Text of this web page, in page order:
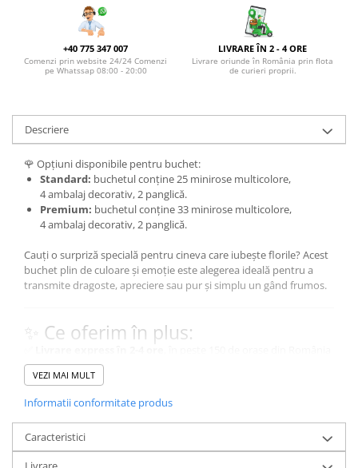
DE TRANDAFIRI ALBI
DE TRANDAFIRI GALBENI
DE TRANDAFIRI MOV
DE TRANDAFIRI PORTOCALII
DE TRANDAFIRI ROȘII
COȘURI CU FLORI
COȘURI 1-8 MARTIE
COȘURI CU DULCIURI
COȘURI CU FRUCTE
COȘURI FLORI DE PRIMĂVARĂ
COȘURI FLORI NATURALE
COȘURI LALELE
COȘURI LOVE
+40 775 347 007
Comenzi prin website 24/24 Comenzi
pe Whatssap 08:00 - 20:00
LIVRARE ÎN 2 - 4 ORE
Livrare oriunde în România prin flota
de curieri proprii.
Descriere
🌹 Opțiuni disponibile pentru buchet:
Standard: buchetul conține 25 minirose multicolore,
4 ambalaj decorativ, 2 panglică.
Premium: buchetul conține 33 minirose multicolore,
4 ambalaj decorativ, 2 panglică.
Cauți o surpriză specială pentru cineva care iubește florile? Acest
buchet plin de culoare și emoție este alegerea ideală pentru a
transmite dragoste, apreciere sau pur și simplu un gând frumos.
✨ Ce oferim în plus:
✅Felicitare cadou inclusă
creează un moment de neuitat
Ambalaj elegant
– fiecare buchet este finisat cu atenție la
detalii, pentru o prezentare impecabilă
Folosim doar flori naturale și proaspete,
astfel încât nuanțele pot varia ușor față de
VEZI MAI MULT
Informatii conformitate produs
Caracteristici